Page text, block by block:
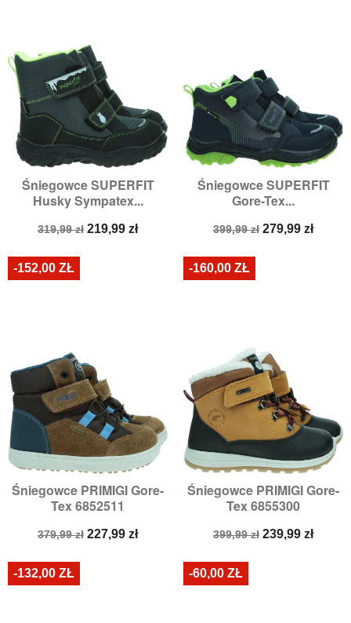
Śniegowce SUPERFIT
Husky Sympatex...
Cena
319,99 zł Cena
219,99 zł
Śniegowce SUPERFIT
Gore-Tex...
Cena
399,99 zł Cena
279,99 zł
Śniegowce PRIMIGI Gore-
Tex 6852511
Cena
379,99 zł Cena
227,99 zł
-152,00 ZŁ
Śniegowce PRIMIGI Gore-
Tex 6855300
Cena
399,99 zł Cena
239,99 zł
-160,00 ZŁ
-132,00 ZŁ -60,00 ZŁ